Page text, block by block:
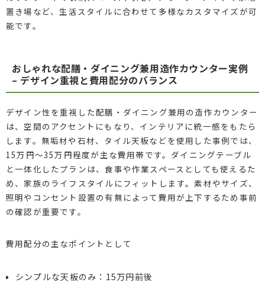
置き場など、生活スタイルに合わせて多様なカスタマイズが可
能です。
おしゃれな配膳・ダイニング兼用造作カウンター実例
– デザイン重視と費用配分のバランス
デザイン性を重視した配膳・ダイニング兼用の造作カウンター
は、空間のアクセントにもなり、インテリアに統一感をもたら
します。無垢材や石材、タイル天板などを使用した事例では、
15万円～35万円程度が主な費用帯です。ダイニングテーブル
と一体化したプランは、食事や作業スペースとしても使えるた
め、家族のライフスタイルにフィットします。素材やサイズ、
照明やコンセント設置の有無によって費用が上下するため事前
の確認が重要です。
費用配分の主なポイントとして
シンプルな天板のみ：15万円前後